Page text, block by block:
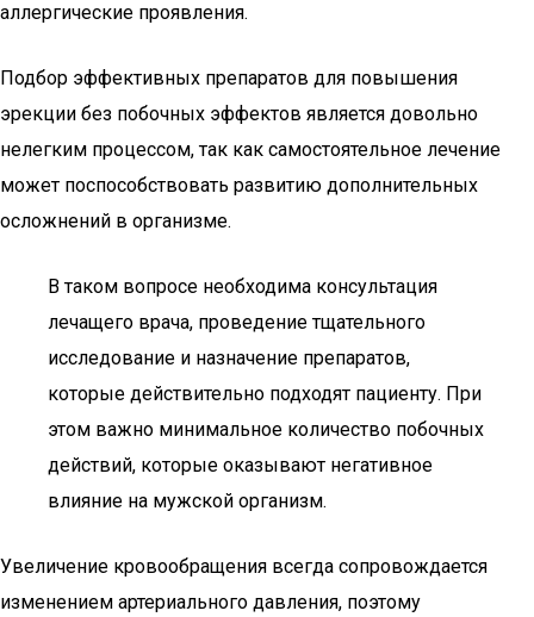
аллергические проявления.
Подбор эффективных препаратов для повышения
эрекции без побочных эффектов является довольно
нелегким процессом, так как самостоятельное лечение
может поспособствовать развитию дополнительных
осложнений в организме.
В таком вопросе необходима консультация
лечащего врача, проведение тщательного
исследование и назначение препаратов,
которые действительно подходят пациенту. При
этом важно минимальное количество побочных
действий, которые оказывают негативное
влияние на мужской организм.
Увеличение кровообращения всегда сопровождается
изменением артериального давления, поэтому